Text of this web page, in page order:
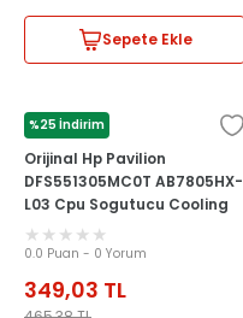
Sepete Ekle
%25 İndirim
HP
Orijinal Hp Pavilion
DFS551305MC0T AB7805HX-
L03 Cpu Sogutucu Cooling
Fan
0.0 Puan - 0 Yorum
349,03 TL